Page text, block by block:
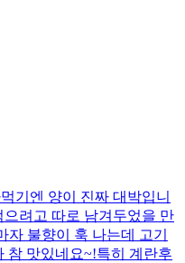
기엔 양이 진짜 대박입니
려고 따로 남겨두었을 만
불향이 훅 나는데 고기
참 맛있네요~!특히 계란후